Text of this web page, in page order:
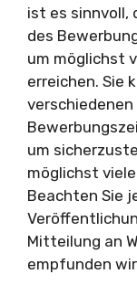
ist es sinnvoll,
des
um möglichst
erreichen. Sie
um
möglichst
Beachten Sie
Mitteilung an
empfunden